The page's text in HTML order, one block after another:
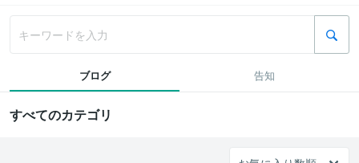
ブログ 告知
すべてのカテゴリ